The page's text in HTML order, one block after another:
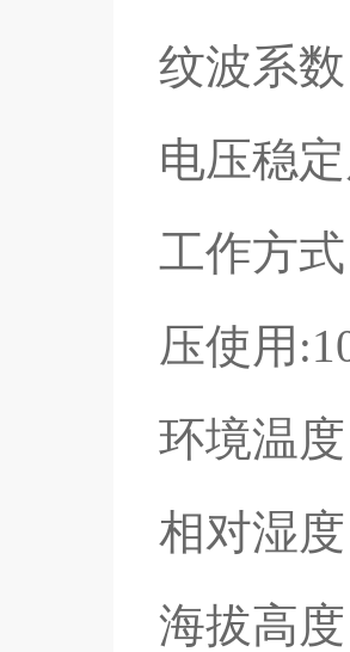
纹波系
电压稳
工作方
压使用
环境温
相对湿
海拔高